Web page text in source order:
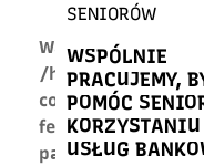
SENIORÓW
WSPÓLNIE
PRACUJEMY,
POMÓC
USŁUG
Warning:
/home/
content/themes/
festival/
partnera.phpon